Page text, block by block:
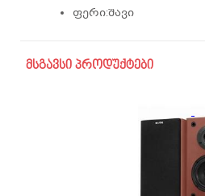
ფერი:შავი
მსგავსი პროდუქტები